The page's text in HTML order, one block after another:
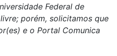
Federal de
porém, solicitamos que
e o Portal Comunica